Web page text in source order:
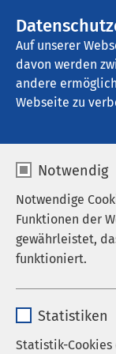
Auf unserer
davon werden
andere
Webseite zu
Notwendig
Notwendige
Funktionen der
gewährleistet,
funktioniert.
Anbieter
Statistiken
Statistik-Cookies
AMEOS Klinikum
24.02.2026
Klinikum
AMEOS